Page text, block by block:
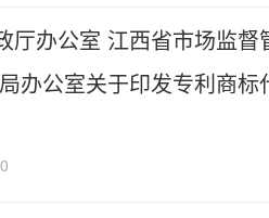
厅办公室 江西省市场监
办公室关于印发专利商